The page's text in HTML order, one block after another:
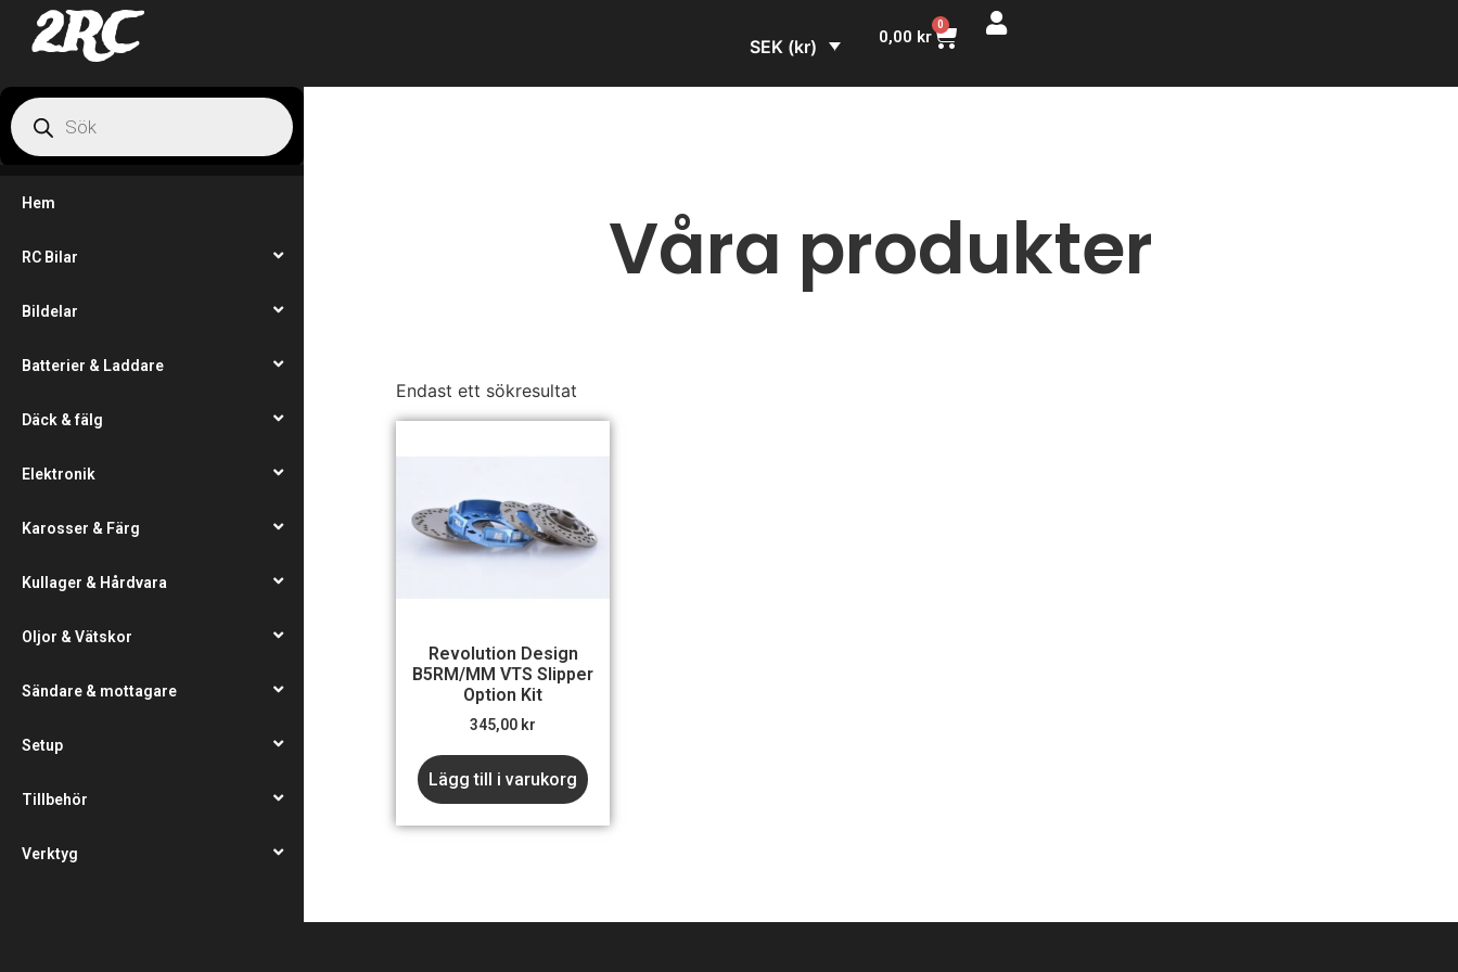
2RC SEK (kr) 0,00 kr
0
Hem
RC Bilar
Bildelar
Batterier & Laddare
Däck & fälg
Elektronik
Karosser & Färg
Kullager & Hårdvara
Oljor & Vätskor
Sändare & mottagare
Setup
Tillbehör
Verktyg
Våra produkter
Endast ett sökresultat
Revolution Design
B5RM/MM VTS Slipper
Option Kit
345,00 kr
Lägg till i varukorg